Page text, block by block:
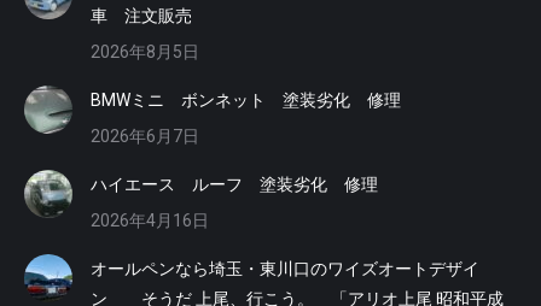
車 注文販売
2026年8月5日
BMWミニ ボンネット 塗装劣化 修理
2026年6月7日
ハイエース ルーフ 塗装劣化 修理
2026年4月16日
オールペンなら埼玉・東川口のワイズオートデザイ
ン そうだ 上尾、行こう。 「アリオ上尾 昭和平成